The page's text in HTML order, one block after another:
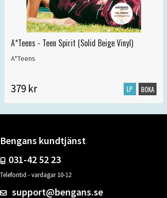
A*Teens - Teen Spirit (Solid Beige Vinyl)
A*Teens
379 kr LP BOKA
Bengans kundtjänst
031-42 52 23
Telefontid - vardagar 10-12
support@bengans.se